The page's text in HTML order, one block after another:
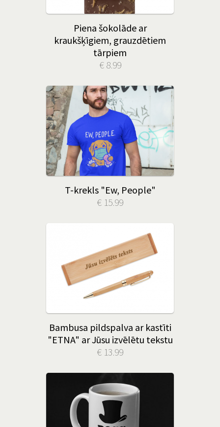
Piena šokolāde ar
kraukšķīgiem, grauzdētiem
tārpiem
€ 8.99
T-krekls "Ew, People"
€ 15.99
Bambusa pildspalva ar kastīti
"ETNA" ar Jūsu izvēlētu tekstu
€ 13.99